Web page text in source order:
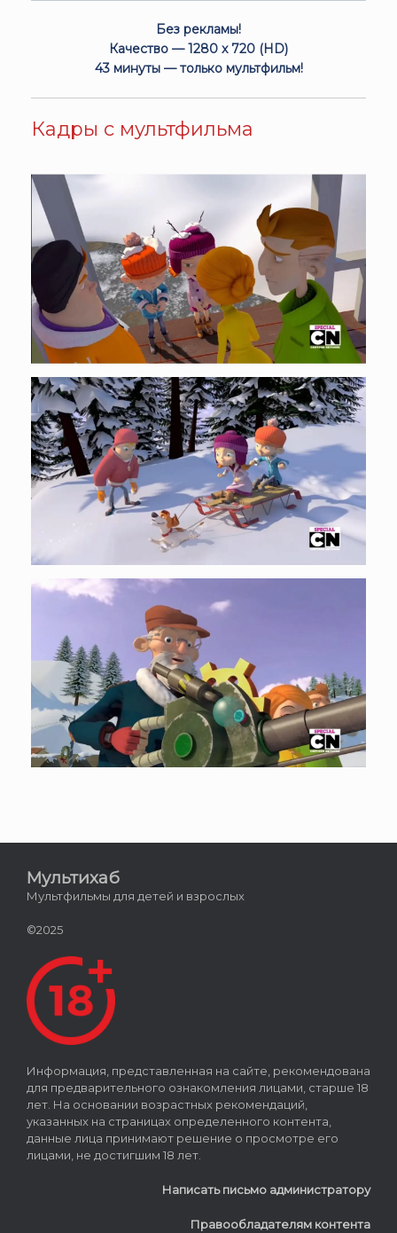
Без рекламы!
Качество — 1280 x 720 (HD)
43 минуты — только мультфильм!
Кадры с мультфильма
Мультихаб
Мультфильмы для детей и взрослых
©2025
Информация, представленная на сайте, рекомендована
для предварительного ознакомления лицами, старше 18
лет. На основании возрастных рекомендаций,
указанных на страницах определенного контента,
данные лица принимают решение о просмотре его
лицами, не достигшим 18 лет.
Написать письмо администратору
Правообладателям контента